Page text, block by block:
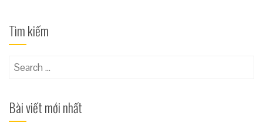
Tìm kiếm
Search
Bài viết mới nhất